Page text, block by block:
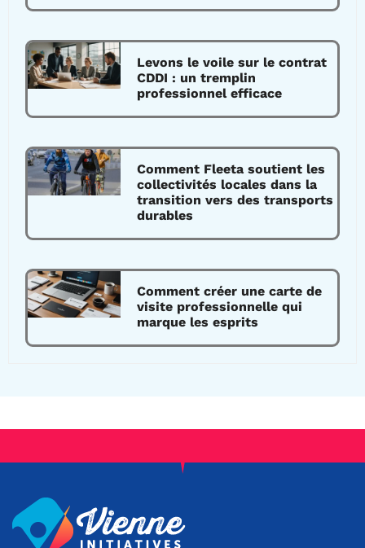
Levons le voile sur le contrat
CDDI : un tremplin
professionnel efficace
Comment Fleeta soutient les
collectivités locales dans la
transition vers des transports
durables
Comment créer une carte de
visite professionnelle qui
marque les esprits